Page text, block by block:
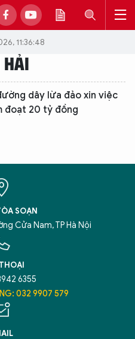
11:36:48
dây lừa đảo xin việc
đoạt 20 tỷ đồng
SOẠN
Cửa Nam, TP Hà Nội
6355
032 9907 579
CỦA
gì bạn cần biết về
Tôi sẵn sàng hỗ trợ!